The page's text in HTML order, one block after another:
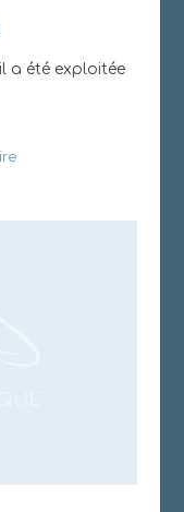
a été exploitée